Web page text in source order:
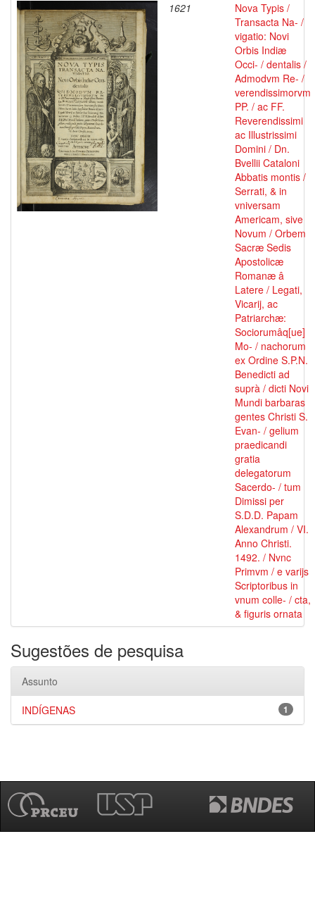
1621
Nova Typis /
Transacta Na- /
vigatio: Novi
Orbis Indiæ
Occi- / dentalis /
Admodvm Re- /
verendissimorvm
PP. / ac FF.
Reverendissimi
ac Illustrissimi
Domini / Dn.
Bvellii Cataloni
Abbatis montis /
Serrati, & in
vniversam
Americam, sive
Novum / Orbem
Sacræ Sedis
Apostolicæ
Romanæ â
Latere / Legati,
Vicarij, ac
Patriarchæ:
Sociorumâq[ue]
Mo- / nachorum
ex Ordine S.P.N.
Benedicti ad
suprà / dicti Novi
Mundi barbaras
gentes Christi S.
Evan- / gelium
praedicandi
gratia
delegatorum
Sacerdo- / tum
Dimissi per
S.D.D. Papam
Alexandrum / VI.
Anno Christi.
1492. / Nvnc
Primvm / e varijs
Scriptoribus in
vnum colle- / cta,
& figuris ornata
Sugestões de pesquisa
Assunto
1
INDÍGENAS